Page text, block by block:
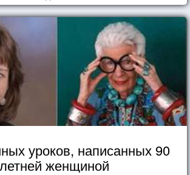
уроков, написанных 90
летней женщиной